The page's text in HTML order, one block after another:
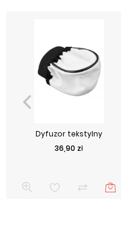
Dyfuzor tekstylny
Cena
36,90 zł